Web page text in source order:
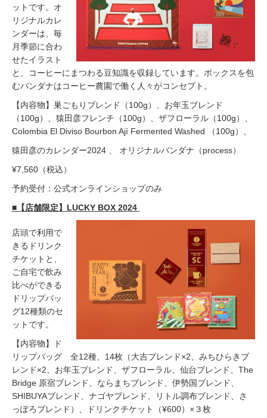
ットです。オ
リジナルカレ
ンダーは、毎
月季節に合わ
せたイラスト
と、コーヒーにまつわる豆知識を収録しています。ボックスを包
むバンダナはコーヒー農園で働く人々がコンセプト。
【内容物】巣ごもりブレンド（100g）、お年玉ブレンド
（100g）、猿田彦フレンチ（100g）、ザフローラル（100g）、
Colombia El Diviso Bourbon Ají Fermented Washed （100g）、
猿田彦のカレンダー2024 、 オリジナルバンダナ（process）
¥7,560（税込）
予約受付：公式オンラインショップのみ
■【店舗限定】LUCKY BOX 2024
店頭で利用で
きるドリンク
チケットと、
ご自宅で飲み
比べができる
ドリップバッ
グ12種類のセ
ットです。
【内容物】ド
リップバッグ 全12種、14枚（大吉ブレンド×2、みちひらきブ
レンド×2、お年玉ブレンド、ザフローラル、仙台ブレンド、The
Bridge 原宿ブレンド、ならまちブレンド、伊勢国ブレンド、
SHIBUYAブレンド、ナゴヤブレンド、リトル調布ブレンド、さ
っぽろブレンド）、ドリンクチケット（¥600）×３枚